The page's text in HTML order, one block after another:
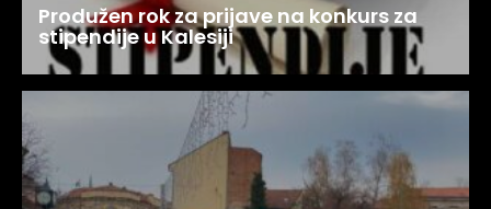
Produžen rok za prijave na konkurs za
stipendije u Kalesiji